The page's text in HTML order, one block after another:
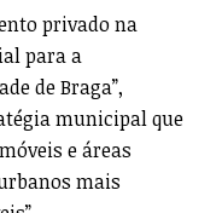
privado na
para a
de Braga”,
municipal que
e áreas
mais